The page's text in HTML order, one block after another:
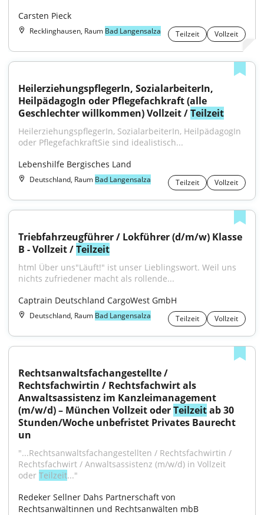
Carsten Pieck
Recklinghausen, Raum Bad Langensalza Teilzeit Vollzeit
HeilerziehungspflegerIn, SozialarbeiterIn,
HeilpädagogIn oder Pflegefachkraft (alle
Geschlechter willkommen) Vollzeit / Teilzeit
HeilerziehungspflegerIn, SozialarbeiterIn, HeilpädagogIn
oder PflegefachkraftSie sind idealistisch...
Lebenshilfe Bergisches Land
Deutschland, Raum Bad Langensalza Teilzeit Vollzeit
Triebfahrzeugführer / Lokführer (d/m/w) Klasse
B - Vollzeit / Teilzeit
html Über uns"Läuft!" ist unser Lieblingswort. Weil uns
nichts zufriedener macht als rollende...
Captrain Deutschland CargoWest GmbH
Deutschland, Raum Bad Langensalza Teilzeit Vollzeit
Rechtsanwaltsfachangestellte /
Rechtsfachwirtin / Rechtsfachwirt als
Anwaltsassistenz im Kanzleimanagement
(m/w/d) – München Vollzeit oder Teilzeit ab 30
Stunden/Woche unbefristet Privates Baurecht
un
"...Rechtsanwaltsfachangestellten / Rechtsfachwirtin /
Rechtsfachwirt / Anwaltsassistenz (m/w/d) in Vollzeit
oder Teilzeit..."
Redeker Sellner Dahs Partnerschaft von
Rechtsanwältinnen und Rechtsanwälten mbB